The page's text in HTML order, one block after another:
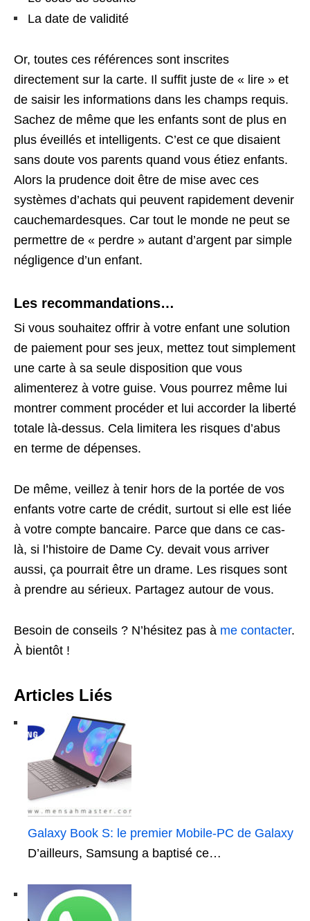
La date de validité
Or, toutes ces références sont inscrites
directement sur la carte. Il suffit juste de « lire » et
de saisir les informations dans les champs requis.
Sachez de même que les enfants sont de plus en
plus éveillés et intelligents. C’est ce que disaient
sans doute vos parents quand vous étiez enfants.
Alors la prudence doit être de mise avec ces
systèmes d’achats qui peuvent rapidement devenir
cauchemardesques. Car tout le monde ne peut se
permettre de « perdre » autant d’argent par simple
négligence d’un enfant.
Les recommandations…
Si vous souhaitez offrir à votre enfant une solution
de paiement pour ses jeux, mettez tout simplement
une carte à sa seule disposition que vous
alimenterez à votre guise. Vous pourrez même lui
montrer comment procéder et lui accorder la liberté
totale là-dessus. Cela limitera les risques d’abus
en terme de dépenses.
De même, veillez à tenir hors de la portée de vos
enfants votre carte de crédit, surtout si elle est liée
à votre compte bancaire. Parce que dans ce cas-
là, si l’histoire de Dame Cy. devait vous arriver
aussi, ça pourrait être un drame. Les risques sont
à prendre au sérieux. Partagez autour de vous.
Besoin de conseils ? N’hésitez pas à me contacter.
À bientôt !
Articles Liés
Galaxy Book S: le premier Mobile-PC de Galaxy
D’ailleurs, Samsung a baptisé ce…